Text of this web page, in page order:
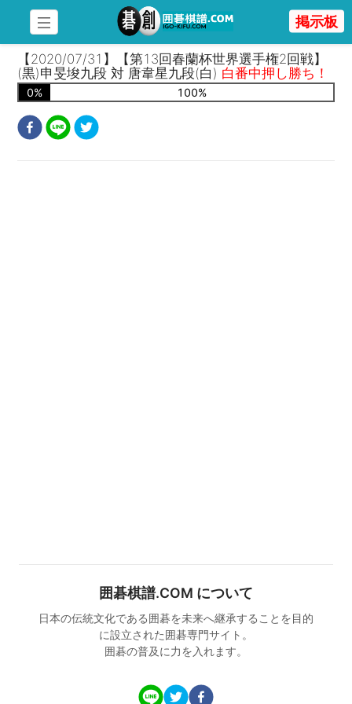
掲示板
【2020/07/31】【第13回春蘭杯世界選手権2回戦】
(黒)申旻埈九段 対 唐韋星九段(白) 白番中押し勝ち！
0% 100%
囲碁棋譜.COM について
日本の伝統文化である囲碁を未来へ継承することを目的
に設立された囲碁専門サイト。
囲碁の普及に力を入れます。